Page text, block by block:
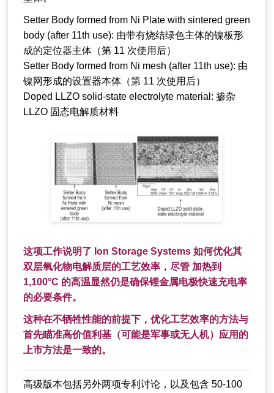
Setter Body formed from Ni Plate with sintered green
body (after 11th use): 由带有烧结绿色主体的镍板形
成的定位器主体（第 11 次使用后）
Setter Body formed from Ni mesh (after 11th use): 由
镍网形成的设置器本体（第 11 次使用后）
Doped LLZO solid-state electrolyte material: 掺杂
LLZO 固态电解质材料
这项工作说明了 Ion Storage Systems 如何优化其
双层氧化物电解质层的工艺效率，尽管 加热到
1,100°C 的高温显然仍是确保锂金属电极快速充电率
的必要条件。
这种在不牺牲性能的前提下，优化工艺效率的方法与
首先瞄准高价值利基（可能是军事或无人机）应用的
上市方法是一致的。
高级版本包括另外两项专利讨论，以及包含 50-100